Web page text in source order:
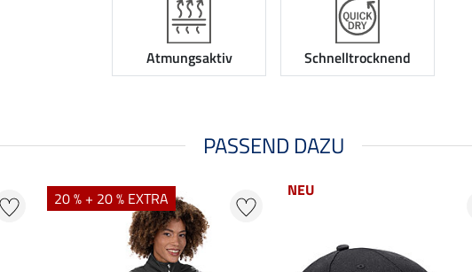
Atmungsaktiv Schnelltrocknend
PASSEND DAZU
20 % + 20 % EXTRA NEU